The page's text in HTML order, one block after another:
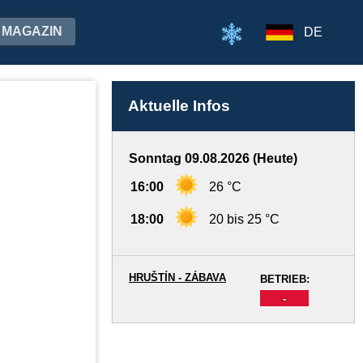
MAGAZIN DE
Aktuelle Infos
Sonntag 09.08.2026 (Heute)
16:00 26 °C
18:00 20 bis 25 °C
BETRIEB:
-
HRUŠTÍN - ZÁBAVA